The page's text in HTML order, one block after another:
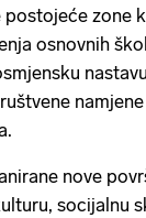
zone
osnovnih
nove
socijalnu